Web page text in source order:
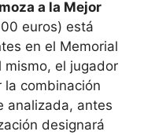
a la Mejor
euros) está
en el Memorial
mismo, el jugador
combinación
analizada, antes
designará